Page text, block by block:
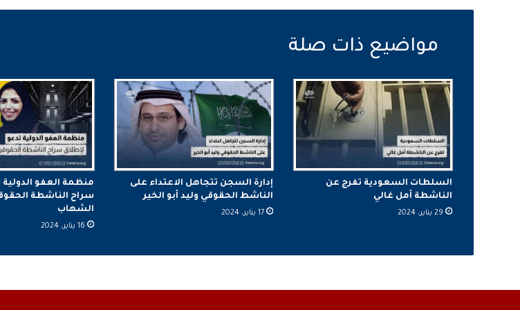
السلطات السعودية تفرج عن
الناشطة أمل غالي
29 يناير، 2024
إدارة السجن تتجاهل الاعتداء على
الناشط الحقوقي وليد أبو الخير
17 يناير، 2024
منظمة العفو الدولية
سراح الناشطة
الشهاب
16 يناير، 2024